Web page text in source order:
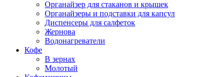
Органайзер для стаканов и крышек
Органайзеры и подставки для капсул
Диспенсеры для салфеток
Жернова
Водонагреватели
Кофе
В зернах
Молотый